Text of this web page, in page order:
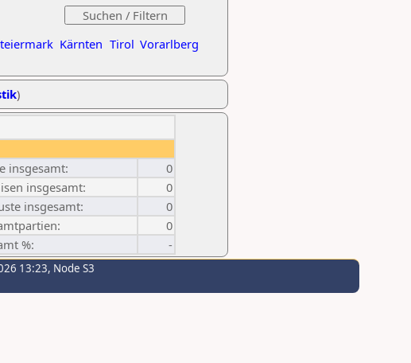
Kärnten Tirol Vorarlberg
)
insgesamt:
0
insgesamt:
0
insgesamt:
0
0
%: -
13:23, Node S3